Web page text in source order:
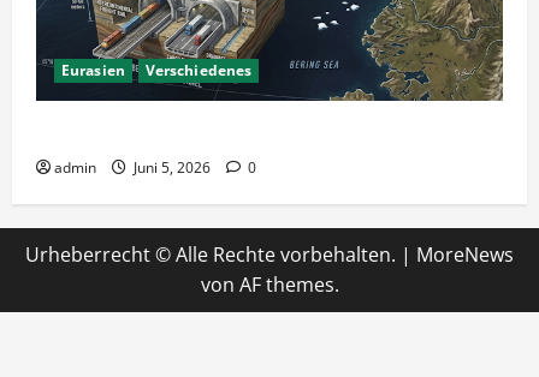
Eurasien Verschiedenes
admin Juni 5, 2026 0
Urheberrecht © Alle Rechte vorbehalten. | MoreNews
von AF themes.